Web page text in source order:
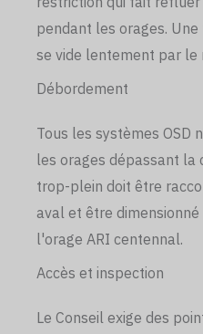
pendant les orages.
se vide lentement par le
Débordement
Tous les systèmes
les orages dépassant la
trop-plein doit être
aval et être
l'orage ARI centennal.
Accès et inspection
Le Conseil exige des